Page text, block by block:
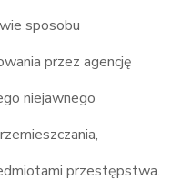
sposobu
przez agencję
niejawnego
przestępstwa.